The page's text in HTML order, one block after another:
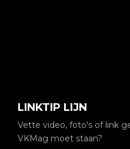
LINKTIP LIJN
Vette video, foto's of link
VKMag moet staan?